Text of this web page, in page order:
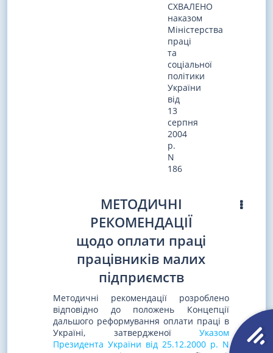
СХВАЛЕНО
наказом
Міністерства
праці
та
соціальної
політики
України
від
13
серпня
2004
р.
N
186
МЕТОДИЧНІ
РЕКОМЕНДАЦІЇ
щодо оплати праці
працівників малих
підприємств
Методичні рекомендації розроблено
відповідно до положень Концепції
дальшого реформування оплати праці в
Україні, затвердженої Указом
Президента України від 25.12.2000 р. N